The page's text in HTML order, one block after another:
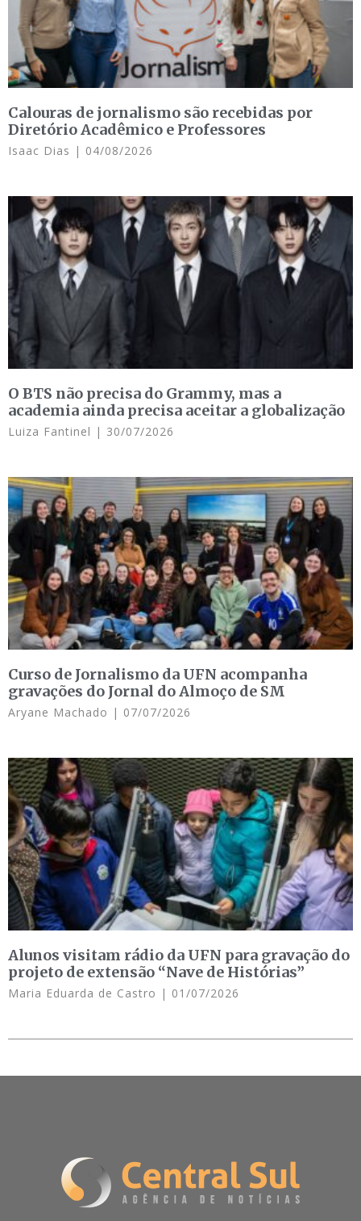
Calouras de jornalismo são recebidas por
Diretório Acadêmico e Professores
Isaac Dias 04/08/2026
O BTS não precisa do Grammy, mas a
academia ainda precisa aceitar a globalização
Luiza Fantinel 30/07/2026
Curso de Jornalismo da UFN acompanha
gravações do Jornal do Almoço de SM
Aryane Machado 07/07/2026
Alunos visitam rádio da UFN para gravação do
projeto de extensão “Nave de Histórias”
Maria Eduarda de Castro 01/07/2026